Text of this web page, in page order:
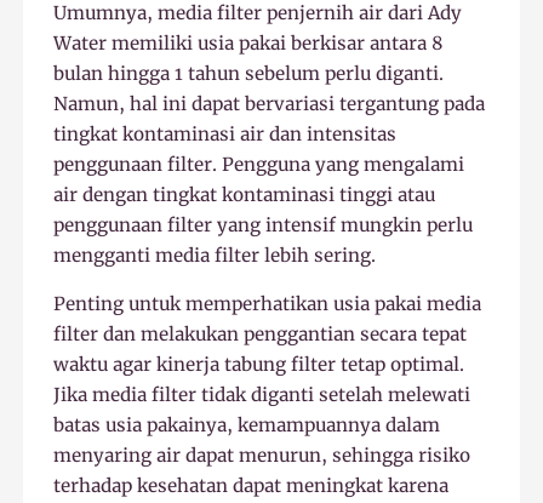
Umumnya, media filter penjernih air dari Ady
Water memiliki usia pakai berkisar antara 8
bulan hingga 1 tahun sebelum perlu diganti.
Namun, hal ini dapat bervariasi tergantung pada
tingkat kontaminasi air dan intensitas
penggunaan filter. Pengguna yang mengalami
air dengan tingkat kontaminasi tinggi atau
penggunaan filter yang intensif mungkin perlu
mengganti media filter lebih sering.
Penting untuk memperhatikan usia pakai media
filter dan melakukan penggantian secara tepat
waktu agar kinerja tabung filter tetap optimal.
Jika media filter tidak diganti setelah melewati
batas usia pakainya, kemampuannya dalam
menyaring air dapat menurun, sehingga risiko
terhadap kesehatan dapat meningkat karena